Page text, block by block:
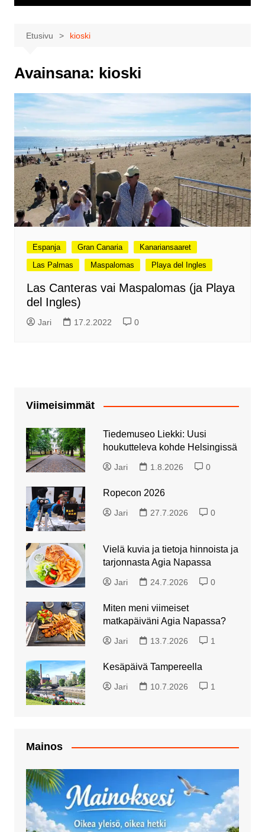
Etusivu kioski
Avainsana: kioski
Espanja Gran Canaria
Kanariansaaret
Las Palmas
Maspalomas Playa del Ingles
Las Canteras vai Maspalomas (ja Playa
del Ingles)
Jari 17.2.2022 0
Viimeisimmät
Tiedemuseo Liekki: Uusi
houkutteleva kohde Helsingissä
Jari 1.8.2026 0
Ropecon 2026
Jari 27.7.2026 0
Vielä kuvia ja tietoja hinnoista ja
tarjonnasta Agia Napassa
Jari 24.7.2026 0
Miten meni viimeiset
matkapäiväni Agia Napassa?
Jari 13.7.2026 1
Kesäpäivä Tampereella
Jari 10.7.2026 1
Mainos